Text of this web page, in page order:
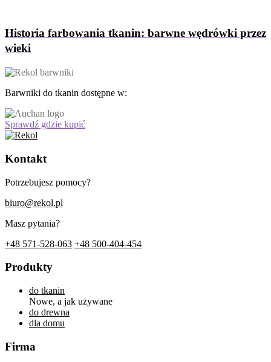
Historia farbowania tkanin: barwne wędrówki przez
wieki
Barwniki do tkanin dostępne w:
Sprawdź gdzie kupić
Kontakt
Potrzebujesz pomocy?
biuro@rekol.pl
Masz pytania?
+48 571-528-063 +48 500-404-454
Produkty
do tkanin
Nowe, a jak używane
do drewna
dla domu
Firma